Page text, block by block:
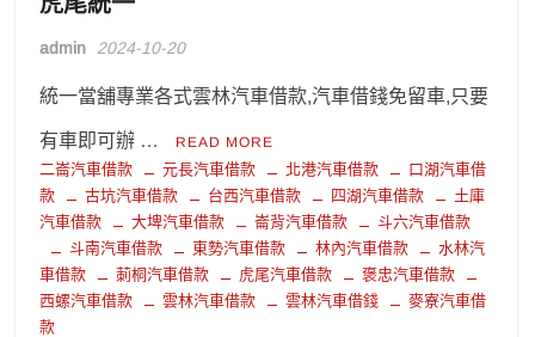
admin 2024-10-20
統一當舖專業各式雲林汽車借款,汽車借錢免留車,只要
有車即可辦 … READ MORE
二崙汽車借款 元長汽車借款 北港汽車借款
口湖汽車借
款
古坑汽車借款 台西汽車借款 四湖汽車借款
土庫
汽車借款
大埤汽車借款 崙背汽車借款
斗六汽車借款
斗南汽車借款
東勢汽車借款 林內汽車借款
水林汽
車借款
莿桐汽車借款 虎尾汽車借款
褒忠汽車借款
西螺汽車借款
雲林汽車借款 雲林汽車借錢
麥寮汽車借
款